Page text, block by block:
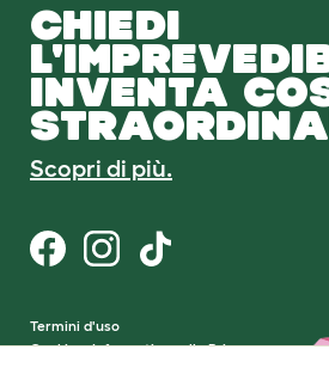
CHIEDI
INVENTA
Scopri di più.
Termini d'uso
Cookie e Informativa sulla Privacy